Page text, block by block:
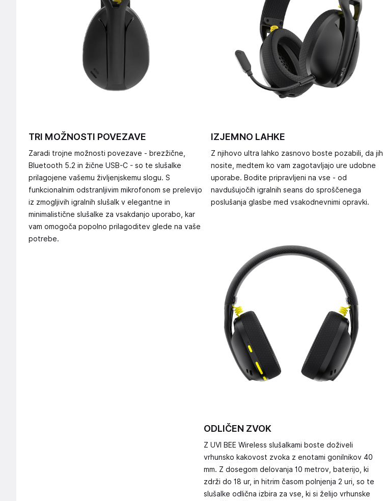
TRI MOŽNOSTI POVEZAVE
Zaradi trojne možnosti povezave - brezžične,
Bluetooth 5.2 in žične USB-C - so te slušalke
prilagojene vašemu življenjskemu slogu. S
funkcionalnim odstranljivim mikrofonom se prelevijo
iz zmogljivih igralnih slušalk v elegantne in
minimalistične slušalke za vsakdanjo uporabo, kar
vam omogoča popolno prilagoditev glede na vaše
potrebe.
IZJEMNO LAHKE
Z njihovo ultra lahko zasnovo boste pozabili, da jih
nosite, medtem ko vam zagotavljajo ure udobne
uporabe. Bodite pripravljeni na vse - od
navdušujočih igralnih seans do sproščenega
poslušanja glasbe med vsakodnevnimi opravki.
ODLIČEN ZVOK
Z UVI BEE Wireless slušalkami boste doživeli
vrhunsko kakovost zvoka z enotami gonilnikov 40
mm. Z dosegom delovanja 10 metrov, baterijo, ki
zdrži do 18 ur, in hitrim časom polnjenja 2 uri, so te
slušalke odlična izbira za vse, ki si želijo vrhunske